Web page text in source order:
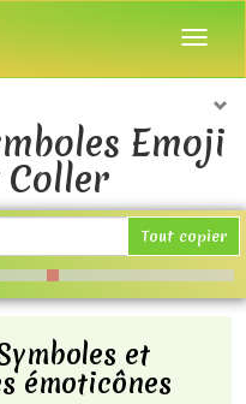
Emoji
Tout copier
et
émoticônes